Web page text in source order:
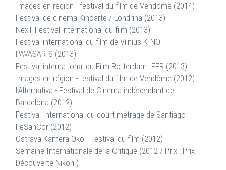
Images en région - festival du film de Vendôme (2014)
Festival de cinéma Kinoarte / Londrina (2013)
NexT Festival international du film (2013)
Festival international du film de Vilnius KINO
PAVASARIS (2013)
Festival international du Film Rotterdam IFFR (2013)
Images en région - festival du film de Vendôme (2012)
l'Alternativa - Festival de Cinema indépendant de
Barcelona (2012)
Festival International du court métrage de Santiago
FeSanCor (2012)
Ostrava Kamera Oko - Festival du film (2012)
Semaine Internationale de la Critique (2012 / Prix : Prix
Découverte Nikon )